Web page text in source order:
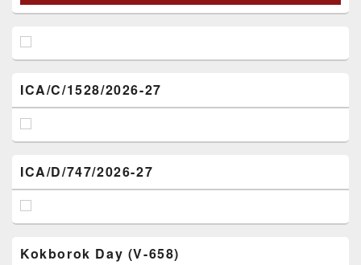
ICA/C/1528/2026-27
ICA/D/747/2026-27
Kokborok Day (V-658)